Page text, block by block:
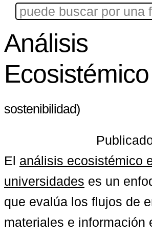
Análisis
Ecosistémico
sostenibilidad)
El análisis ecosistémico
universidades es un
que evalúa los flujos de
materiales e información